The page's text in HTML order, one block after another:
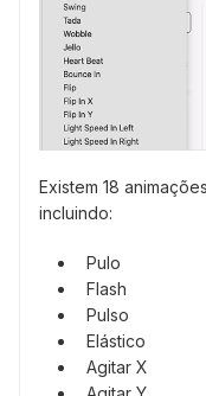
Existem 18
incluindo:
Pulo
Flash
Pulso
Elástico
Agitar X